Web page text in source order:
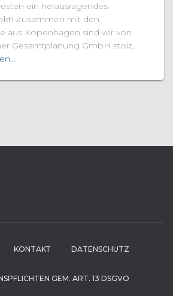
ein herausragendes
Zusammen mit den
aus Kopenhagen sind wir von
Gesamtplanung GmbH stolz,
KONTAKT DATENSCHUTZ
GEM. ART. 13 DSGVO